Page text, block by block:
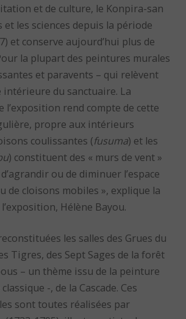
et de culture, le Konpira-san
les sciences depuis la période
et conserve aujourd’hui plus de
la plupart des peintures murales
et paravents – qui relèvent
intérieure du sanctuaire. La
l’exposition rend compte de cette
propre aux intérieurs
coulissantes (fusuma) et les
) constituent des « murs de vent »
ou de diminuer l’espace
de cloisons mobiles », explique la
Hélène Bayou.
les salles des Grues du
Tigres, des Sept Sages de la forêt
– un thème issu de la peinture
-, de la Cascade. Ces
sont toutes réalisées par